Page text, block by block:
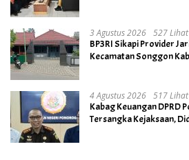
3 Agustus 2026 527 Lihat
BP3RI Sikapi Provider
Kecamatan Songgon
4 Agustus 2026 517 Lihat
Kabag Keuangan DPRD
Tersangka Kejaksaan,